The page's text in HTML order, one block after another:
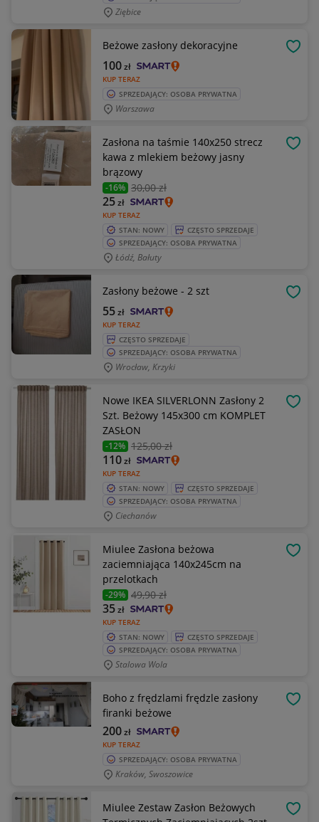
Ziębice
Beżowe zasłony dekoracyjne
KUP TERAZ
100zł
SPRZEDAJĄCY: OSOBA PRYWATNA
Warszawa
Zasłona na taśmie 140x250 strecz
kawa z mlekiem beżowy jasny
brązowy
-16% 30,00 zł
KUP TERAZ
25zł
STAN: NOWY
CZĘSTO SPRZEDAJE
SPRZEDAJĄCY: OSOBA PRYWATNA
Łódź, Bałuty
Zasłony beżowe - 2 szt
KUP TERAZ
55zł
CZĘSTO SPRZEDAJE
SPRZEDAJĄCY: OSOBA PRYWATNA
Wrocław, Krzyki
Nowe IKEA SILVERLONN Zasłony 2
Szt. Beżowy 145x300 cm KOMPLET
ZASŁON
-12% 125,00 zł
KUP TERAZ
110zł
STAN: NOWY
CZĘSTO SPRZEDAJE
SPRZEDAJĄCY: OSOBA PRYWATNA
Ciechanów
Miulee Zasłona beżowa
zaciemniająca 140x245cm na
przelotkach
-29% 49,90 zł
KUP TERAZ
35zł
STAN: NOWY
CZĘSTO SPRZEDAJE
SPRZEDAJĄCY: OSOBA PRYWATNA
Stalowa Wola
Boho z frędzlami frędzle zasłony
firanki beżowe
KUP TERAZ
200zł
SPRZEDAJĄCY: OSOBA PRYWATNA
Kraków, Swoszowice
Miulee Zestaw Zasłon Beżowych